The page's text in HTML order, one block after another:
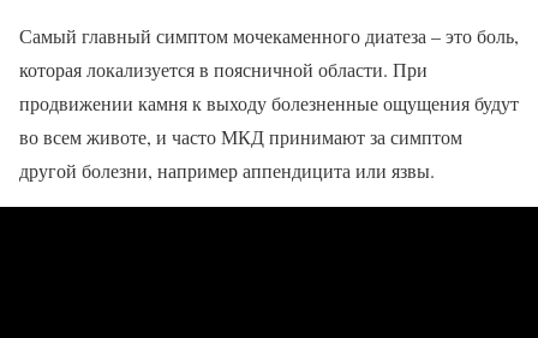
Самый главный симптом мочекаменного диатеза – это боль,
которая локализуется в поясничной области. При
продвижении камня к выходу болезненные ощущения будут
во всем животе, и часто МКД принимают за симптом
другой болезни, например аппендицита или язвы.